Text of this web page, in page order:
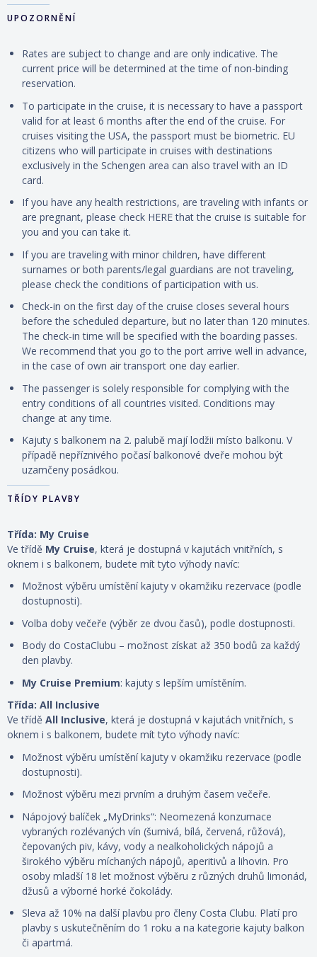
UPOZORNĚNÍ
Rates are subject to change and are only indicative. The
current price will be determined at the time of non-binding
reservation.
To participate in the cruise, it is necessary to have a passport
valid for at least 6 months after the end of the cruise. For
cruises visiting the USA, the passport must be biometric. EU
citizens who will participate in cruises with destinations
exclusively in the Schengen area can also travel with an ID
card.
If you have any health restrictions, are traveling with infants or
are pregnant, please check HERE that the cruise is suitable for
you and you can take it.
If you are traveling with minor children, have different
surnames or both parents/legal guardians are not traveling,
please check the conditions of participation with us.
Check-in on the first day of the cruise closes several hours
before the scheduled departure, but no later than 120 minutes.
The check-in time will be specified with the boarding passes.
We recommend that you go to the port arrive well in advance,
in the case of own air transport one day earlier.
The passenger is solely responsible for complying with the
entry conditions of all countries visited. Conditions may
change at any time.
Kajuty s balkonem na 2. palubě mají lodžii místo balkonu. V
případě nepříznivého počasí balkonové dveře mohou být
uzamčeny posádkou.
TŘÍDY PLAVBY
Třída: My Cruise
Ve třídě My Cruise, která je dostupná v kajutách vnitřních, s
oknem i s balkonem, budete mít tyto výhody navíc:
Možnost výběru umístění kajuty v okamžiku rezervace (podle
dostupnosti).
Volba doby večeře (výběr ze dvou časů), podle dostupnosti.
Body do CostaClubu – možnost získat až 350 bodů za každý
den plavby.
My Cruise Premium: kajuty s lepším umístěním.
Třída: All Inclusive
Ve třídě All Inclusive, která je dostupná v kajutách vnitřních, s
oknem i s balkonem, budete mít tyto výhody navíc:
Možnost výběru umístění kajuty v okamžiku rezervace (podle
dostupnosti).
Možnost výběru mezi prvním a druhým časem večeře.
Nápojový balíček „MyDrinks“: Neomezená konzumace
vybraných rozlévaných vín (šumivá, bílá, červená, růžová),
čepovaných piv, kávy, vody a nealkoholických nápojů a
širokého výběru míchaných nápojů, aperitivů a lihovin. Pro
osoby mladší 18 let možnost výběru z různých druhů limonád,
džusů a výborné horké čokolády.
Sleva až 10% na další plavbu pro členy Costa Clubu. Platí pro
plavby s uskutečněním do 1 roku a na kategorie kajuty balkon
či apartmá.